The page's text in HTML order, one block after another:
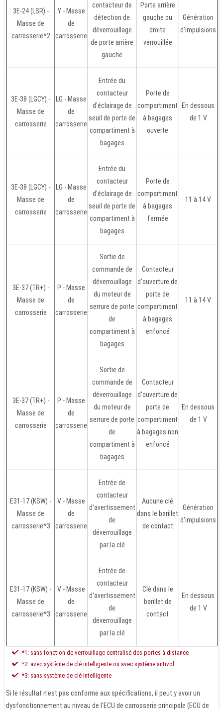
3E-24 (LSR) -
Masse de
carrosserie*2
Y - Masse
de
carrosserie
contacteur de
détection de
déverrouillage
de porte arrière
gauche
Porte arrière
gauche ou
droite
verrouillée
Génération
d'impulsions
3E-38 (LGCY) -
Masse de
carrosserie
LG - Masse
de
carrosserie
Entrée du
contacteur
d'éclairage de
seuil de porte de
compartiment à
bagages
Porte de
compartiment
à bagages
ouverte
En dessous
de 1 V
3E-38 (LGCY) -
Masse de
carrosserie
LG - Masse
de
carrosserie
Entrée du
contacteur
d'éclairage de
seuil de porte de
compartiment à
bagages
Porte de
compartiment
à bagages
fermée
11 à 14 V
3E-37 (TR+) -
Masse de
carrosserie
P - Masse
de
carrosserie
Sortie de
commande de
déverrouillage
du moteur de
serrure de porte
de
compartiment à
bagages
Contacteur
d'ouverture de
porte de
compartiment
à bagages
enfoncé
11 à 14 V
3E-37 (TR+) -
Masse de
carrosserie
P - Masse
de
carrosserie
Sortie de
commande de
déverrouillage
du moteur de
serrure de porte
de
compartiment à
bagages
Contacteur
d'ouverture de
porte de
compartiment
à bagages non
enfoncé
En dessous
de 1 V
E31-17 (KSW) -
Masse de
carrosserie*3
V - Masse
de
carrosserie
Entrée de
contacteur
d'avertissement
de
déverrouillage
par la clé
Aucune clé
dans le barillet
de contact
Génération
d'impulsions
E31-17 (KSW) -
Masse de
carrosserie*3
V - Masse
de
carrosserie
Entrée de
contacteur
d'avertissement
de
déverrouillage
par la clé
Clé dans le
barillet de
contact
En dessous
de 1 V
*1: sans fonction de verrouillage centralisé des portes à distance
*2: avec système de clé intelligente ou avec système antivol
*3: sans système de clé intelligente
Si le résultat n'est pas conforme aux spécifications, il peut y avoir un
dysfonctionnement au niveau de l'ECU de carrosserie principale (ECU de